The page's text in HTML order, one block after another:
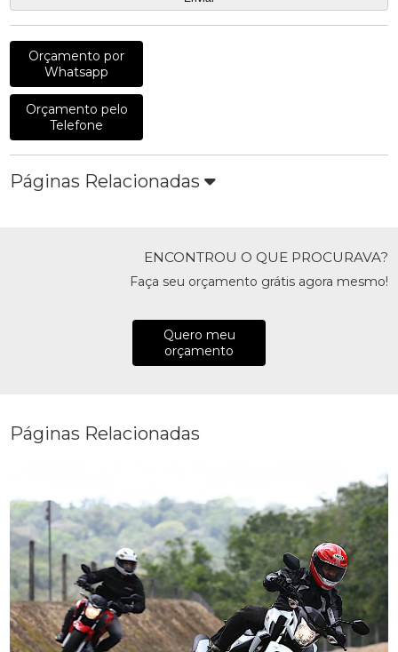
Orçamento por
Whatsapp
Orçamento pelo
Telefone
Páginas Relacionadas
ENCONTROU O QUE PROCURAVA?
Faça seu orçamento grátis agora mesmo!
Quero meu
orçamento
Páginas Relacionadas